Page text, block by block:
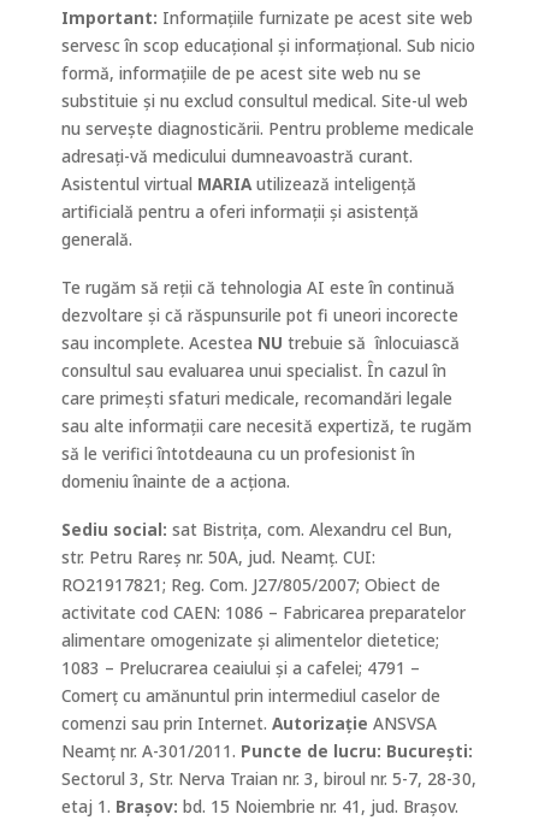
Important: Informațiile furnizate pe acest site web
servesc în scop educațional și informațional. Sub nicio
formă, informațiile de pe acest site web nu se
substituie și nu exclud consultul medical. Site-ul web
nu servește diagnosticării. Pentru probleme medicale
adresați-vă medicului dumneavoastră curant.
Asistentul virtual MARIAutilizează inteligență
artificială pentru a oferi informații și asistență
generală.
Te rugăm să reții că tehnologia AI este în continuă
dezvoltare și că răspunsurile pot fi uneori incorecte
sau incomplete. Acestea NU trebuie să înlocuiască
consultul sau evaluarea unui specialist. În cazul în
care primești sfaturi medicale, recomandări legale
sau alte informații care necesită expertiză, te rugăm
să le verifici întotdeauna cu un profesionist în
domeniu înainte de a acționa.
Sediu social: sat Bistrița, com. Alexandru cel Bun,
str. Petru Rareș nr. 50A, jud. Neamț. CUI:
RO21917821; Reg. Com. J27/805/2007; Obiect de
activitate cod CAEN: 1086 – Fabricarea preparatelor
alimentare omogenizate și alimentelor dietetice;
1083 – Prelucrarea ceaiului și a cafelei; 4791 –
Comerţ cu amănuntul prin intermediul caselor de
comenzi sau prin Internet. Autorizație ANSVSA
Neamț nr. A-301/2011. Puncte de lucru: Bucureşti:
Sectorul 3, Str. Nerva Traian nr. 3, biroul nr. 5-7, 28-30,
etaj 1. Braşov: bd. 15 Noiembrie nr. 41, jud. Braşov.